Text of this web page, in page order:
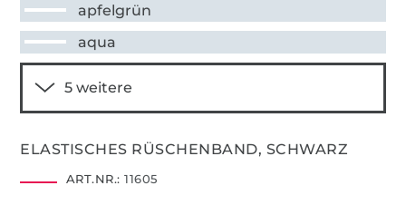
apfelgrün
aqua
ELASTISCHES RÜSCHENBAND, SCHWARZ
ART.NR.: 11605